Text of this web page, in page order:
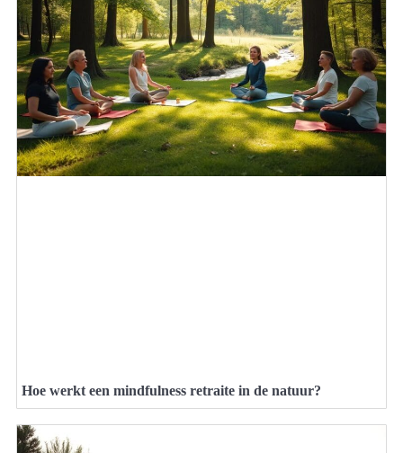
Hoe werkt een mindfulness retraite in de natuur?